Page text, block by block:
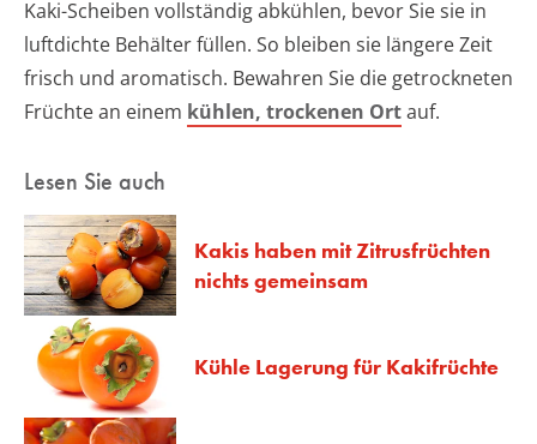
Kaki-Scheiben vollständig abkühlen, bevor Sie sie in
luftdichte Behälter füllen. So bleiben sie längere Zeit
frisch und aromatisch. Bewahren Sie die getrockneten
Früchte an einem kühlen, trockenen Ortauf.
Lesen Sie auch
Kakis haben mit Zitrusfrüchten
nichts gemeinsam
Kühle Lagerung für Kakifrüchte